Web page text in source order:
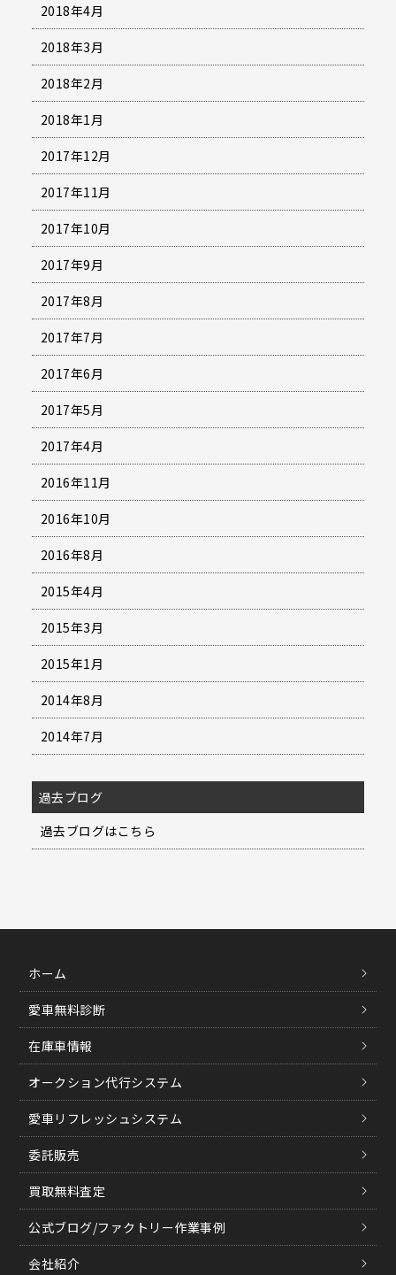
2018年4月
2018年3月
2018年2月
2018年1月
2017年12月
2017年11月
2017年10月
2017年9月
2017年8月
2017年7月
2017年6月
2017年5月
2017年4月
2016年11月
2016年10月
2016年8月
2015年4月
2015年3月
2015年1月
2014年8月
2014年7月
過去ブログ
過去ブログはこちら
ホーム
愛車無料診断
在庫車情報
オークション代行システム
愛車リフレッシュシステム
委託販売
買取無料査定
公式ブログ/ファクトリー作業事例
会社紹介